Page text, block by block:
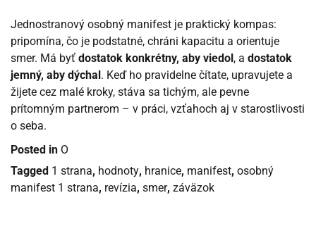
Jednostranový osobný manifest je praktický kompas:
pripomína, čo je podstatné, chráni kapacitu a orientuje
smer. Má byť dostatok konkrétny, aby viedol, a dostatok
jemný, aby dýchal. Keď ho pravidelne čítate, upravujete a
žijete cez malé kroky, stáva sa tichým, ale pevne
prítomným partnerom – v práci, vzťahoch aj v starostlivosti
o seba.
Posted in O
Tagged 1 strana, hodnoty, hranice, manifest, osobný
manifest 1 strana, revízia, smer, záväzok